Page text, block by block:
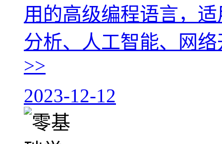
用的高级编程语言，
分析、人工智能、网
>>
2023-12-12